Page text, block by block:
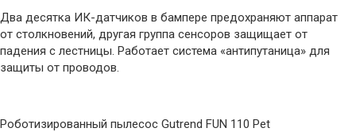
Два десятка ИК-датчиков в бампере предохраняют аппарат
от столкновений, другая группа сенсоров защищает от
падения с лестницы. Работает система «антипутаница» для
защиты от проводов.
Роботизированный пылесос Gutrend FUN 110 Pet